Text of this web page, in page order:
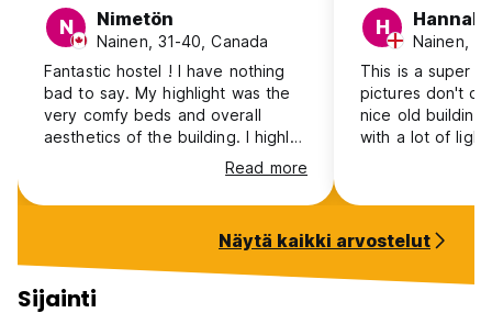
N Nimetön
Nainen, 31-40, Canada
Fantastic hostel ! I have nothing
bad to say. My highlight was the
very comfy beds and overall
aesthetics of the building. I highly
Read more
H Hannah
Nainen,
This is a super
pictures don't
nice old building
with a lot of
to spend time in
made friends
the perfect
Näytä kaikki arvostelut
Sijainti